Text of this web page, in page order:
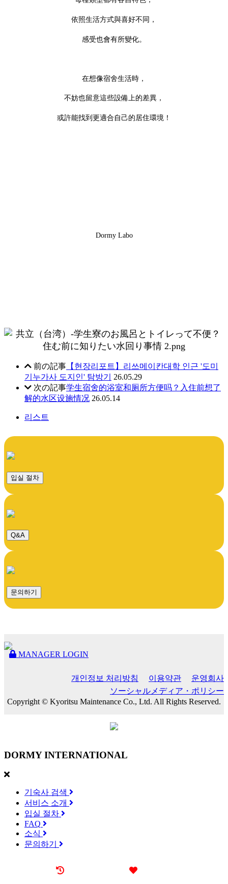
依照生活方式與喜好不同，
感受也會有所變化。
在想像宿舍生活時，
不妨也留意這些設備上的差異，
或許能找到更適合自己的居住環境！
Dormy Labo
前の記事 【현장리포트】리쓰메이칸대학 인근 '도미
기누가사 도지인' 탐방기
26.05.29
次の記事学生宿舍的浴室和厕所方便吗？入住前想了
解的水区设施情况 26.05.14
리스트
입실 절차
Q&A
문의하기
MANAGER LOGIN
개인정보 처리방침 이용약관
운영회사
ソーシャルメディア・ポリシー
Copyright © Kyoritsu Maintenance Co., Ltd. All Rights Reserved.
DORMY INTERNATIONAL
기숙사 검색
서비스 소개
입실 절차
FAQ
소식
문의하기